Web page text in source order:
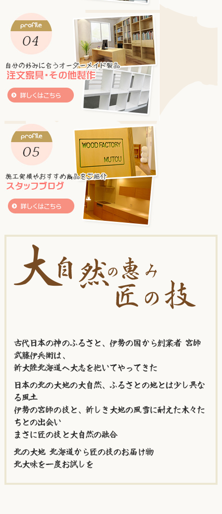
古代日本の神のふるさと、伊勢の国から創業者 宮師
武藤伊兵衛は、
新大陸北海道へ大志を抱いてやってきた
日本の北の大地の大自然、ふるさとの地とは少し異な
る風土
伊勢の宮師の技と、新しき大地の風雪に耐えた木々た
ちとの出会い
まさに匠の技と大自然の融合
北の大地 北海道から匠の技のお届け物
北大味を一度お試しを